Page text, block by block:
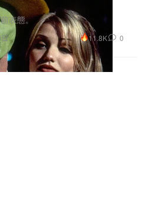
表態。
11.8K 0